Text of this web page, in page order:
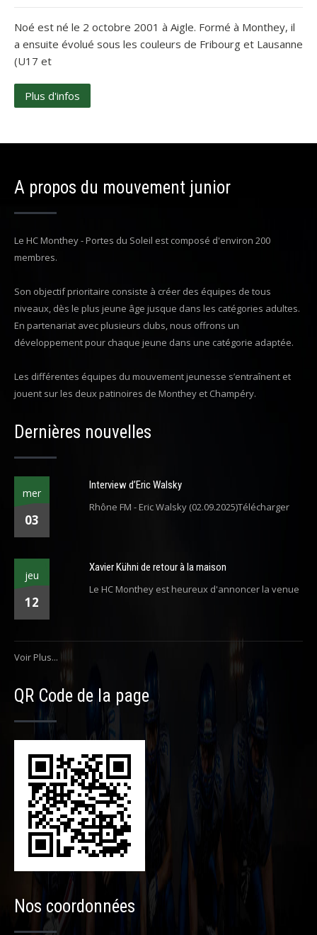
Noé est né le 2 octobre 2001 à Aigle. Formé à Monthey, il
a ensuite évolué sous les couleurs de Fribourg et Lausanne
(U17 et
Plus d'infos
A propos du mouvement junior
Le HC Monthey - Portes du Soleil est composé d'environ 200
membres.
Son objectif prioritaire consiste à créer des équipes de tous
niveaux, dès le plus jeune âge jusque dans les catégories adultes.
En partenariat avec plusieurs clubs, nous offrons un
développement pour chaque jeune dans une catégorie adaptée.
Les différentes équipes du mouvement jeunesse s’entraînent et
jouent sur les deux patinoires de Monthey et Champéry.
Dernières nouvelles
mer
03
Interview d’Eric Walsky
Rhône FM - Eric Walsky (02.09.2025)Télécharger
jeu
12
Xavier Kühni de retour à la maison
Le HC Monthey est heureux d'annoncer la venue
Voir Plus...
QR Code de la page
Nos coordonnées